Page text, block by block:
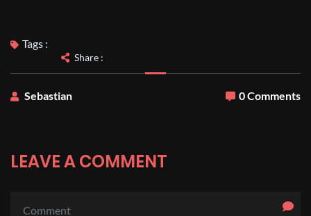
Tags :
Share :
Sebastian 0 Comments
LEAVE A COMMENT